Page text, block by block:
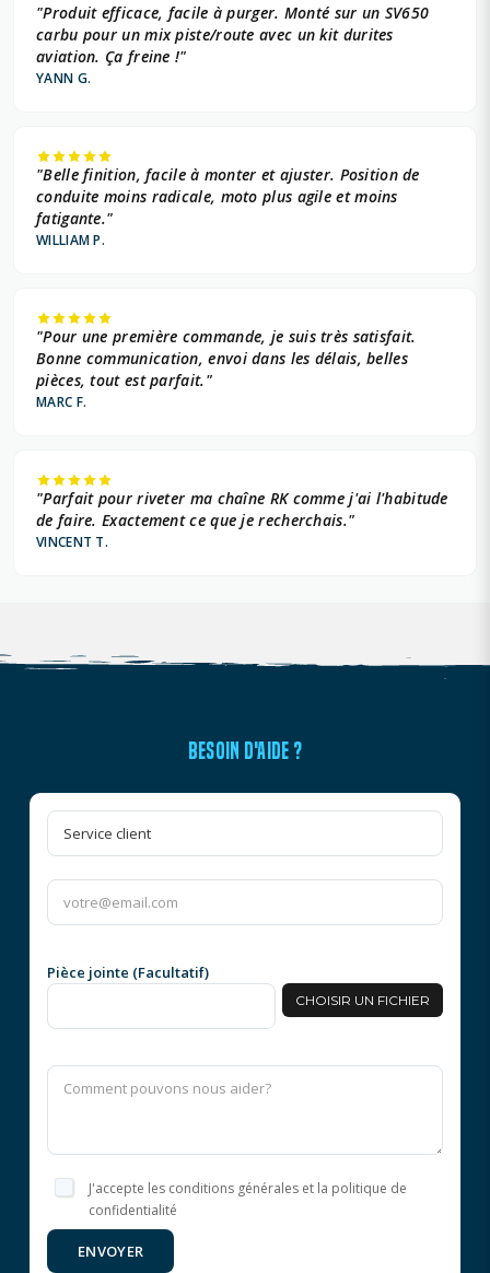
"Produit efficace, facile à purger. Monté sur un SV650
carbu pour un mix piste/route avec un kit durites
aviation. Ça freine !"
YANN G.
"Belle finition, facile à monter et ajuster. Position de
conduite moins radicale, moto plus agile et moins
fatigante."
WILLIAM P.
"Pour une première commande, je suis très satisfait.
Bonne communication, envoi dans les délais, belles
pièces, tout est parfait."
MARC F.
"Parfait pour riveter ma chaîne RK comme j'ai l'habitude
de faire. Exactement ce que je recherchais."
VINCENT T.
BESOIN D'AIDE ?
Pièce jointe (Facultatif)
CHOISIR UN FICHIER
J'accepte les conditions générales et la politique de
confidentialité
ENVOYER